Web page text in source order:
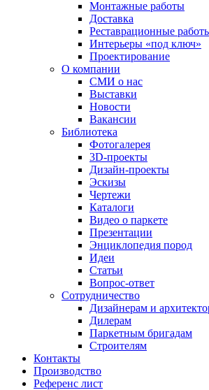
Монтажные работы
Доставка
Реставрационные
Интерьеры «под ключ»
Проектирование
О компании
СМИ о нас
Выставки
Новости
Вакансии
Библиотека
Фотогалерея
3D-проекты
Дизайн-проекты
Эскизы
Чертежи
Каталоги
Видео о паркете
Презентации
Энциклопедия пород
Идеи
Статьи
Вопрос-ответ
Сотрудничество
Дизайнерам и
Дилерам
Паркетным бригадам
Строителям
Контакты
Производство
Референс лист